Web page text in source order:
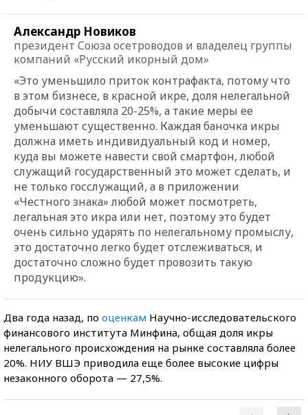
Александр Новиков
президент Союза осетроводов и владелец группы
компаний «Русский икорный дом»
«Это уменьшило приток контрафакта, потому что
в этом бизнесе, в красной икре, доля нелегальной
добычи составляла 20-25%, а такие меры ее
уменьшают существенно. Каждая баночка икры
должна иметь индивидуальный код и номер,
куда вы можете навести свой смартфон, любой
служащий государственный это может сделать, и
не только госслужащий, а в приложении
«Честного знака» любой может посмотреть,
легальная это икра или нет, поэтому это будет
очень сильно ударять по нелегальному промыслу,
это достаточно легко будет отслеживаться, и
достаточно сложно будет провозить такую
продукцию».
Два года назад, по оценкам Научно-исследовательского
финансового института Минфина, общая доля икры
нелегального происхождения на рынке составляла более
20%. НИУ ВШЭ приводила еще более высокие цифры
незаконного оборота — 27,5%.